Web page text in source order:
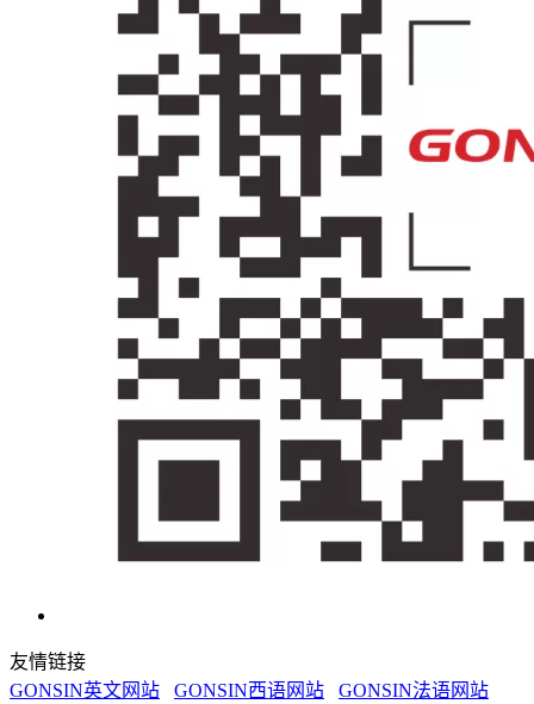
友情链接
GONSIN英文网站
GONSIN西语网站 GONSIN法语网站